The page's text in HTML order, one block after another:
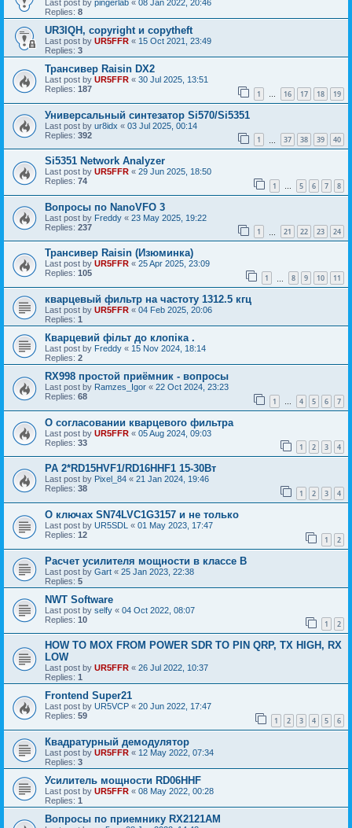
Last post by pingerlab « 08 Jan 2022, 20:46
Replies: 8
UR3IQH, copyright и copytheft
Last post by UR5FFR « 15 Oct 2021, 23:49
Replies: 3
Трансивер Raisin DX2
Last post by UR5FFR « 30 Jul 2025, 13:51
Replies: 187 1 … 16 17 18 19
Универсальный синтезатор Si570/Si5351
Last post by ur8idx « 03 Jul 2025, 00:14
Replies: 392 1 37 38 39 40
Si5351 Network Analyzer
Last post by UR5FFR « 29 Jun 2025, 18:50
Replies: 74 1 … 5 6 7 8
Вопросы по NanoVFO 3
Last post by Freddy « 23 May 2025, 19:22
Replies: 237 1 21 22 23 24
Трансивер Raisin (Изюминка)
Last post by UR5FFR « 25 Apr 2025, 23:09
Replies: 105 1 8 9 10 11
кварцевый фильтр на частоту 1312.5 кгц
Last post by UR5FFR « 04 Feb 2025, 20:06
Replies: 1
Кварцевий фільт до клопіка .
Last post by Freddy « 15 Nov 2024, 18:14
Replies: 2
RX998 простой приёмник - вопросы
Last post by Ramzes_Igor « 22 Oct 2024, 23:23
Replies: 68 1 … 4 5 6 7
О согласовании кварцевого фильтра
Last post by UR5FFR « 05 Aug 2024, 09:03
Replies: 33 1 2 3 4
PA 2*RD15HVF1/RD16HHF1 15-30Вт
Last post by Pixel_84 « 21 Jan 2024, 19:46
Replies: 38 1 2 3 4
О ключах SN74LVC1G3157 и не только
Last post by UR5SDL « 01 May 2023, 17:47
Replies: 12 1 2
Расчет усилителя мощности в классе B
Last post by Gart « 25 Jan 2023, 22:38
Replies: 5
NWT Software
Last post by selfy « 04 Oct 2022, 08:07
Replies: 10 1 2
HOW TO MOX FROM POWER SDR TO PIN QRP, TX HIGH, RX
LOW
Last post by UR5FFR « 26 Jul 2022, 10:37
Replies: 1
Frontend Super21
Last post by UR5VCP « 20 Jun 2022, 17:47
Replies: 59 1 2 3 4 5 6
Квадратурный демодулятор
Last post by UR5FFR « 12 May 2022, 07:34
Replies: 3
Усилитель мощности RD06HHF
Last post by UR5FFR « 08 May 2022, 00:28
Replies: 1
Вопросы по приемнику RX2121AM